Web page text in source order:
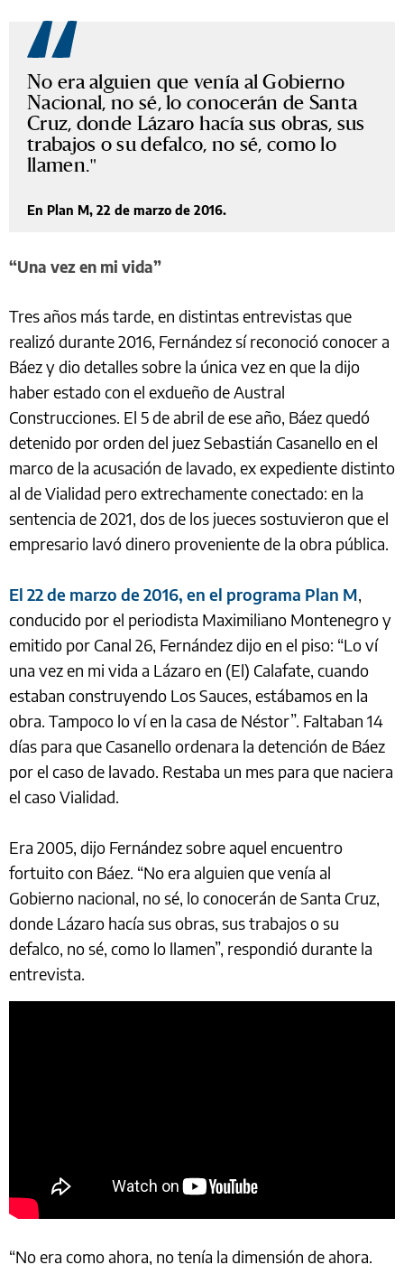
No era alguien que venía al Gobierno
Nacional, no sé, lo conocerán de Santa
Cruz, donde Lázaro hacía sus obras, sus
trabajos o su defalco, no sé, como lo
llamen.
En Plan M, 22 de marzo de 2016.
“Una vez en mi vida”
Tres años más tarde, en distintas entrevistas que
realizó durante 2016, Fernández sí reconoció conocer a
Báez y dio detalles sobre la única vez en que la dijo
haber estado con el exdueño de Austral
Construcciones. El 5 de abril de ese año, Báez quedó
detenido por orden del juez Sebastián Casanello en el
marco de la acusación de lavado, ex expediente distinto
al de Vialidad pero extrechamente conectado: en la
sentencia de 2021, dos de los jueces sostuvieron que el
empresario lavó dinero proveniente de la obra pública.
El 22 de marzo de 2016, en el programa Plan M,
conducido por el periodista Maximiliano Montenegro y
emitido por Canal 26, Fernández dijo en el piso: “Lo ví
una vez en mi vida a Lázaro en (El) Calafate, cuando
estaban construyendo Los Sauces, estábamos en la
obra. Tampoco lo ví en la casa de Néstor”. Faltaban 14
días para que Casanello ordenara la detención de Báez
por el caso de lavado. Restaba un mes para que naciera
el caso Vialidad.
Era 2005, dijo Fernández sobre aquel encuentro
fortuito con Báez. “No era alguien que venía al
Gobierno nacional, no sé, lo conocerán de Santa Cruz,
donde Lázaro hacía sus obras, sus trabajos o su
defalco, no sé, como lo llamen”, respondió durante la
entrevista.
“No era como ahora, no tenía la dimensión de ahora.